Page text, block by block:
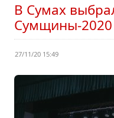
В Сумах
Сумщины-2020
27/11/20 15:49